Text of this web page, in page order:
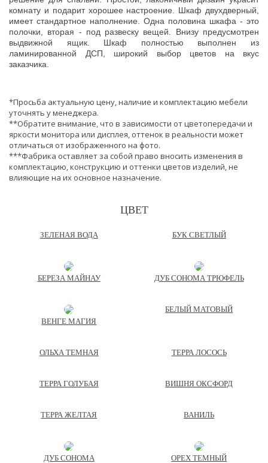
комнату и подарит хорошее настроение. Шкаф двухдверный,
имеет стандартное наполнение. Одна половина шкафа - это
полочки, вторая - под развеску вещей. Внизу предусмотрен
выдвижной ящик. Шкаф полностью выполнен из
ламинированной ДСП, широкий выбор цветов на вкус
заказчика.
*Просьба актуальную цену, наличие и комплектацию мебели
уточнять у менеджера.
**Обратите внимание, что в зависимости от цветопередачи и
яркости монитора или дисплея, оттенок в реальности может
отличаться от изображенного на фото.
***Фабрика оставляет за собой право вносить изменения в
комплектацию, конструкцию и оттенки цветов изделий, не
влияющие на их основное назначение.
ЦВЕТ
ЗЕЛЕНАЯ ВОДА БУК СВЕТЛЫЙ
БЕРЕЗА МАЙНАУ ДУБ СОНОМА ТРЮФЕЛЬ
ВЕНГЕ МАГИЯ
БЕЛЫЙ МАТОВЫЙ
ОЛЬХА ТЕМНАЯ ТЕРРА ЛОСОСЬ
ТЕРРА ГОЛУБАЯ ВИШНЯ ОКСФОРД
ТЕРРА ЖЕЛТАЯ ВАНИЛЬ
ДУБ СОНОМА ОРЕХ ТЕМНЫЙ